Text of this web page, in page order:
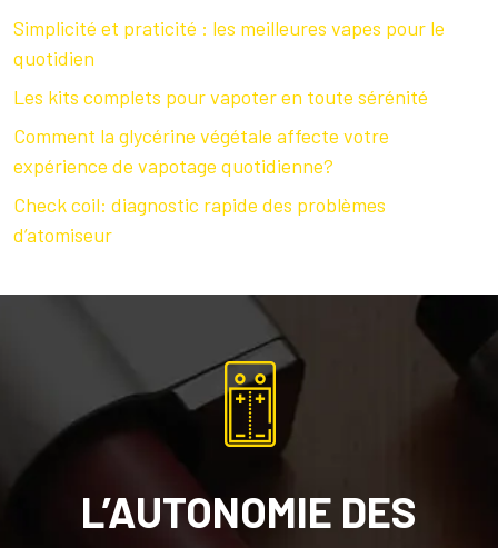
Simplicité et praticité : les meilleures vapes pour le
quotidien
Les kits complets pour vapoter en toute sérénité
Comment la glycérine végétale affecte votre
expérience de vapotage quotidienne?
Check coil: diagnostic rapide des problèmes
d’atomiseur
L’AUTONOMIE DES